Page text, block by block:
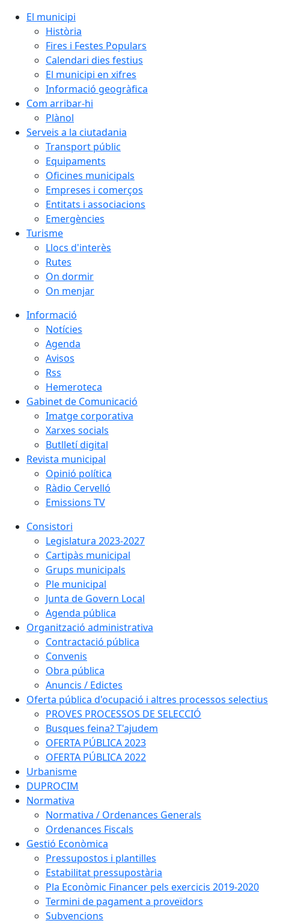
El municipi
Història
Fires i Festes Populars
Calendari dies festius
El municipi en xifres
Informació geogràfica
Com arribar-hi
Plànol
Serveis a la ciutadania
Transport públic
Equipaments
Oficines municipals
Empreses i comerços
Entitats i associacions
Emergències
Turisme
Llocs d'interès
Rutes
On dormir
On menjar
Informació
Notícies
Agenda
Avisos
Rss
Hemeroteca
Gabinet de Comunicació
Imatge corporativa
Xarxes socials
Butlletí digital
Revista municipal
Opinió política
Ràdio Cervelló
Emissions TV
Consistori
Legislatura 2023-2027
Cartipàs municipal
Grups municipals
Ple municipal
Junta de Govern Local
Agenda pública
Organització administrativa
Contractació pública
Convenis
Obra pública
Anuncis / Edictes
Oferta pública d'ocupació i altres processos selectius
PROVES PROCESSOS DE SELECCIÓ
Busques feina? T'ajudem
OFERTA PÚBLICA 2023
OFERTA PÚBLICA 2022
Urbanisme
DUPROCIM
Normativa
Normativa / Ordenances Generals
Ordenances Fiscals
Gestió Econòmica
Pressupostos i plantilles
Estabilitat pressupostària
Pla Econòmic Financer pels exercicis 2019-2020
Termini de pagament a proveïdors
Subvencions